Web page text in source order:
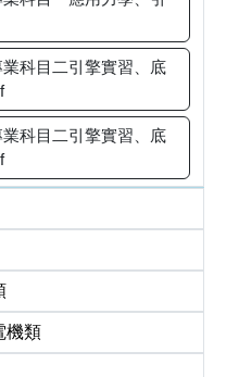
科目二引擎實習、底
科目二引擎實習、底
機類